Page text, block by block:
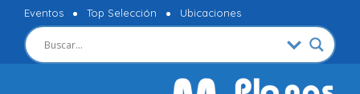
Eventos Top Selección Ubicaciones